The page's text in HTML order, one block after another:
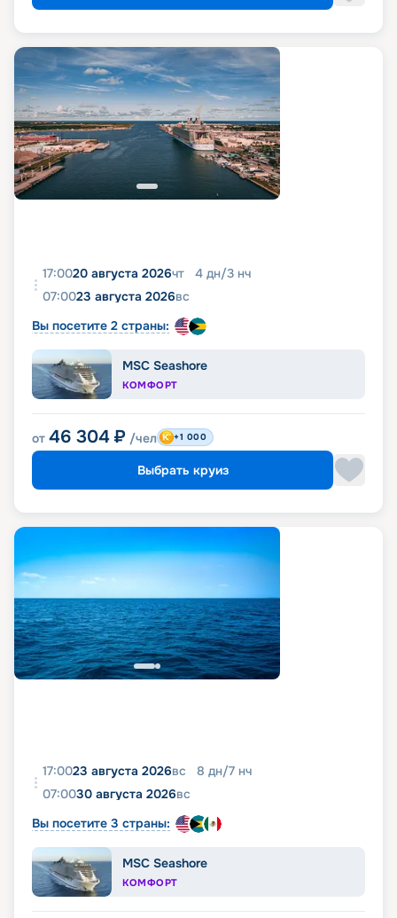
17:0020 августа 2026чт 4 дн/3 нч
07:0023 августа 2026вс
Вы посетите 2 страны:
MSC Seashore
КОМФОРТ
от 46 304 ₽ /чел +1 000
Выбрать круиз
17:0023 августа 2026вс 8 дн/7 нч
07:0030 августа 2026вс
Вы посетите 3 страны:
MSC Seashore
КОМФОРТ